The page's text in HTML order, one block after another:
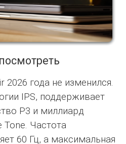
года не изменился.
IPS, поддерживает
P3 и миллиард
Tone. Частота
60 Гц, а максимальная